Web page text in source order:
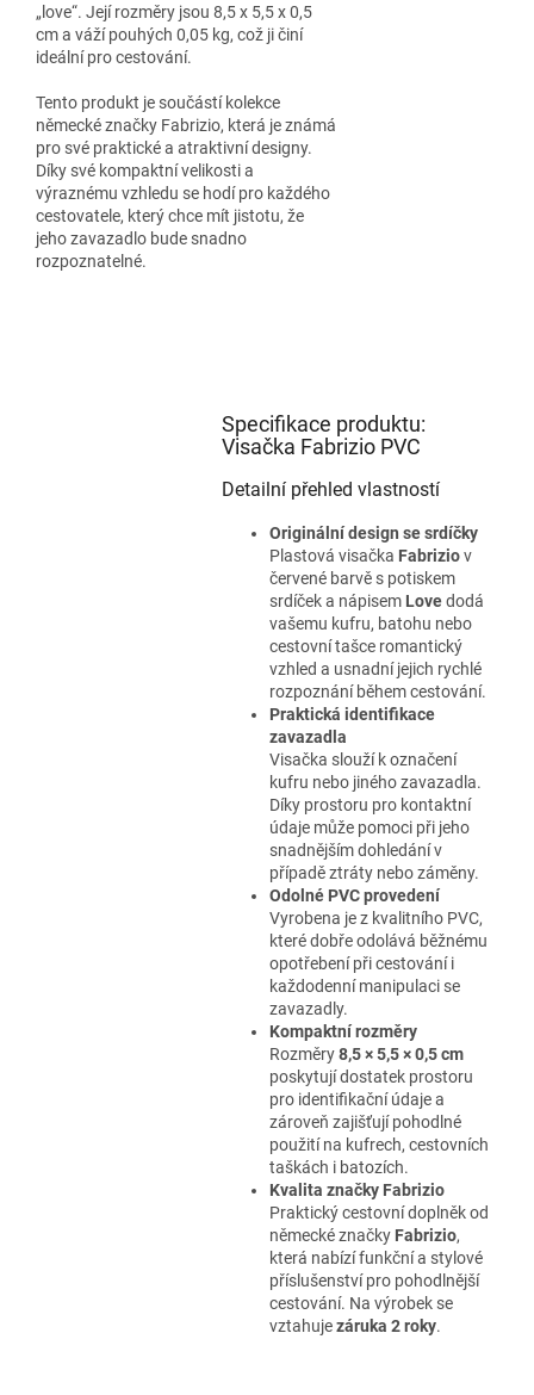
„love“. Její rozměry jsou 8,5 x 5,5 x 0,5
cm a váží pouhých 0,05 kg, což ji činí
ideální pro cestování.
Tento produkt je součástí kolekce
německé značky Fabrizio, která je známá
pro své praktické a atraktivní designy.
Díky své kompaktní velikosti a
výraznému vzhledu se hodí pro každého
cestovatele, který chce mít jistotu, že
jeho zavazadlo bude snadno
rozpoznatelné.
Specifikace produktu:
Visačka Fabrizio PVC
Detailní přehled vlastností
Originální design se srdíčky
Plastová visačka Fabriziov
červené barvě s potiskem
srdíček a nápisem Lovedodá
vašemu kufru, batohu nebo
cestovní tašce romantický
vzhled a usnadní jejich rychlé
rozpoznání během cestování.
Praktická identifikace
zavazadla
Visačka slouží k označení
kufru nebo jiného zavazadla.
Díky prostoru pro kontaktní
údaje může pomoci při jeho
snadnějším dohledání v
případě ztráty nebo záměny.
Odolné PVC provedení
Vyrobena je z kvalitního PVC,
které dobře odolává běžnému
opotřebení při cestování i
každodenní manipulaci se
zavazadly.
Kompaktní rozměry
Rozměry8,5 × 5,5 × 0,5 cm
poskytují dostatek prostoru
pro identifikační údaje a
zároveň zajišťují pohodlné
použití na kufrech, cestovních
taškách i batozích.
Kvalita značky Fabrizio
Praktický cestovní doplněk od
německé značky Fabrizio,
která nabízí funkční a stylové
příslušenství pro pohodlnější
cestování. Na výrobek se
vztahujezáruka 2 roky.